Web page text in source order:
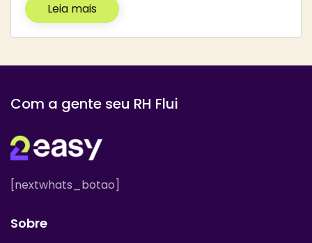
Leia mais
Com a gente seu RH Flui
[nextwhats_botao]
Sobre